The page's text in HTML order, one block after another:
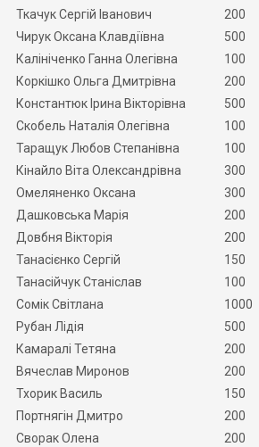
Ткачук Сергій Іванович
200
Чирук Оксана Клавдіївна
500
Калініченко Ганна Олегівна
100
Коркішко Ольга Дмитрівна
200
Константюк Ірина Вікторівна
500
Скобель Наталія Олегівна
100
Таращук Любов Степанівна
100
Кінайло Віта Олександрівна
300
Омеляненко Оксана
300
Дашковська Марія
200
Довбня Вікторія
200
Танасієнко Сергій
150
Танасійчук Станіслав
100
Сомік Світлана
1000
Рубан Лідія
500
Камаралі Тетяна
200
Вячеслав Миронов
200
Тхорик Василь
150
Портнягін Дмитро
200
Сворак Олена
200